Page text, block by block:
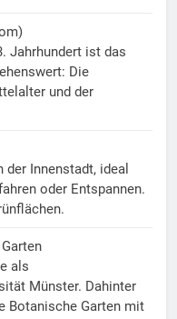
Jahrhundert ist das
Die
und der
Innenstadt, ideal
oder Entspannen.
als
Münster. Dahinter
Botanische Garten mit